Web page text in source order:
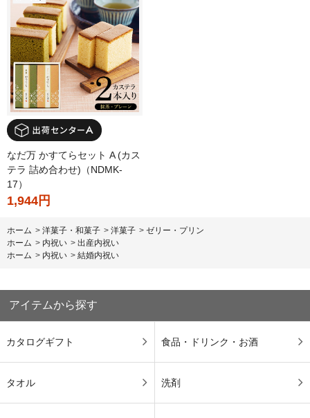
なだ万 かすてらセット A (カス
テラ 詰め合わせ)（NDMK-
17）
1,944円
ホーム > 洋菓子・和菓子 > 洋菓子 > ゼリー・プリン
ホーム > 内祝い > 出産内祝い
ホーム > 内祝い > 結婚内祝い
アイテムから探す
カタログギフト 食品・ドリンク・お酒
タオル 洗剤